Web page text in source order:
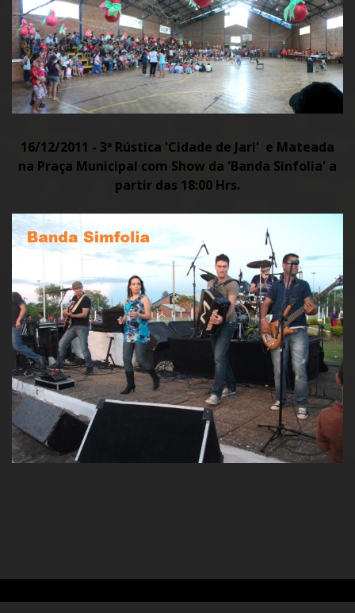
16/12/2011 - 3ª Rústica 'Cidade de Jari' e Mateada
na Praça Municipal com Show da 'Banda Sinfolia' a
partir das 18:00 Hrs.